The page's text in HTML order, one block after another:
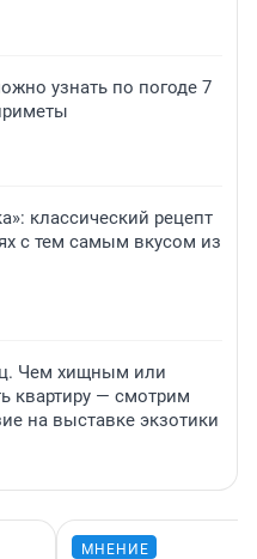
узнать по погоде 7
классический рецепт
с тем самым вкусом из
Чем хищным или
квартиру — смотрим
на выставке экзотики
МНЕНИЕ